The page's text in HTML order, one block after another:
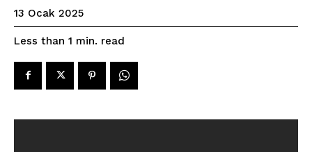
13 Ocak 2025
Less than 1 min. read